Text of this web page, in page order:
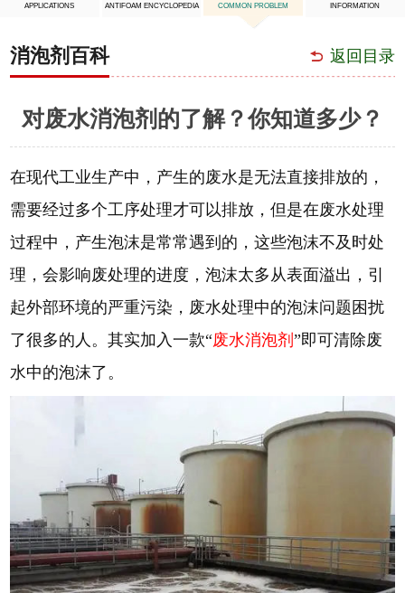
APPLICATIONS ANTIFOAM ENCYCLOPEDIA COMMON PROBLEM INFORMATION
消泡剂百科 返回目录
对废水消泡剂的了解？你知道多少？
在现代工业生产中，产生的废水是无法直接排放的，
需要经过多个工序处理才可以排放，但是在废水处理
过程中，产生泡沫是常常遇到的，这些泡沫不及时处
理，会影响废处理的进度，泡沫太多从表面溢出，引
起外部环境的严重污染，废水处理中的泡沫问题困扰
了很多的人。其实加入一款“废水消泡剂”即可清除废
水中的泡沫了。